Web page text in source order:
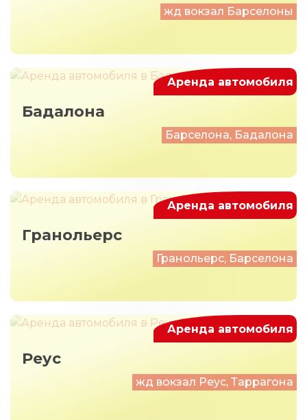
жд вокзал Барселоны
Бадалона
Барселона, Бадалона
Аренда автомобиля
Гранольерс
Гранольерс, Барселона
Аренда автомобиля
Реус
жд вокзал Реус, Таррагона
Аренда автомобиля